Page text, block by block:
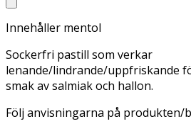
Innehåller mentol
Sockerfri pastill som verkar
lenande/lindrande/uppfriskande
smak av salmiak och hallon.
Följ anvisningarna på produkten/